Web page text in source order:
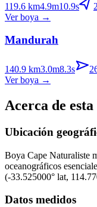
119.6 km4.9m10.9s
Ver boya →
Mandurah
140.9 km3.0m8.3s
Ver boya →
Acerca de esta
Ubicación
Boya Cape Naturaliste
oceanográficos
(-33.525000° lat,
Datos medidos